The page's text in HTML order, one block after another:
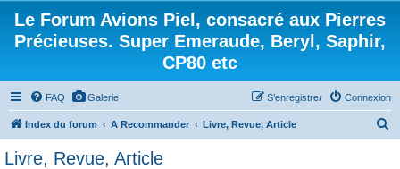
Le Forum Avions Piel, consacré aux Pierres
Précieuses. Super Emeraude, Beryl, Saphir,
CP80 etc
FAQ Galerie Connexion
S’enregistrer
Index du forum A Recommander Livre, Revue, Article
Livre, Revue, Article